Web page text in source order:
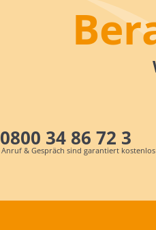
0800 34 86 72 3
Anruf & Gespräch sind garantiert kostenlos